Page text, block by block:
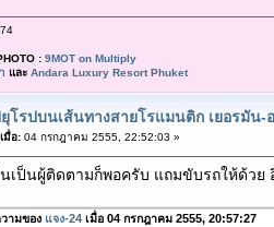
: 9MOT on Multiply
และ Andara Luxury Resort Phuket
โรปบนเส้นทางสายโรแมนติก เยอรมัน-
มื่อ:04 กรกฎาคม 2555, 22:52:03 »
เป็นผู้ติดตามก็พอครับ แถมขับรถให้ด้วย
ามของ แจง-24เมื่อ 04 กรกฎาคม 2555, 20:57:27